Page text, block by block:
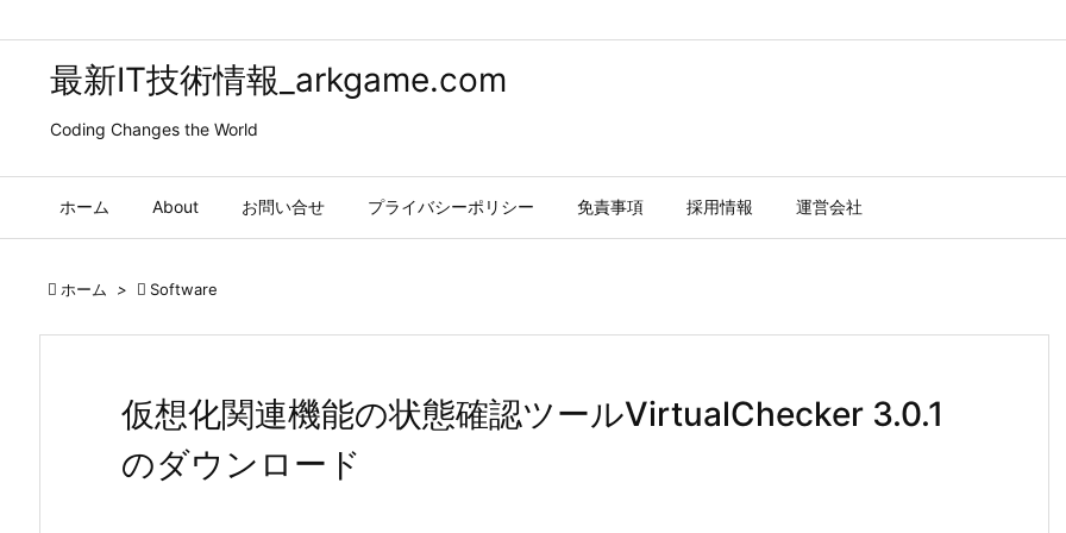
最新IT技術情報_arkgame.com
Coding Changes the World
ホーム About お問い合せ プライバシーポリシー 免責事項 採用情報 運営会社
 ホーム >  Software
仮想化関連機能の状態確認ツールVirtualChecker 3.0.1
のダウンロード